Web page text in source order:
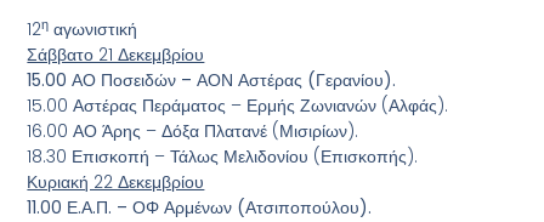
12η αγωνιστική
Σάββατο 21 Δεκεμβρίου
15.00 ΑΟ Ποσειδών – ΑΟΝ Αστέρας (Γερανίου).
15.00 Αστέρας Περάματος – Ερμής Ζωνιανών (Αλφάς).
16.00 ΑΟ Άρης – Δόξα Πλατανέ (Μισιρίων).
18.30 Επισκοπή – Τάλως Μελιδονίου (Επισκοπής).
Κυριακή 22 Δεκεμβρίου
11.00 Ε.Α.Π. – ΟΦ Αρμένων (Ατσιποπούλου).